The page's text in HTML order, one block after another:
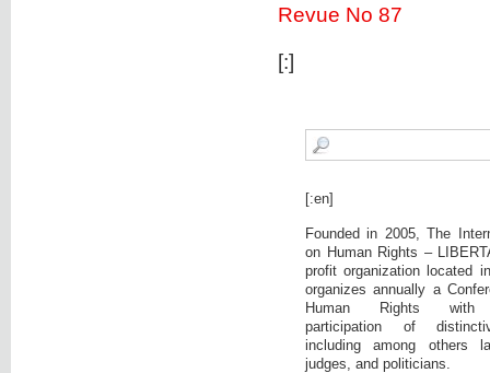
Revue No 87
[:]
[:en]
Founded in 2005, The
on Human Rights –
profit organization located
organizes annually a
Human Rights with
participation of
including among others
judges, and politicians.